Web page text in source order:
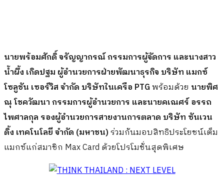
นายพร้อมศักดิ์ จรัญญากรณ์ กรรมการผู้จัดการ และนางสาว
น้ำผึ้ง เกิดปฐม ผู้อำนวยการฝ่ายพัฒนาธุรกิจ บริษัท แมกซ์
โซลูชัน เซอร์วิส จำกัด บริษัทในเครือ PTGพร้อมด้วย นายพิศ
ณุ โชควัฒนา กรรมการผู้อำนวยการ และนายคเณศร์ อรรถ
ไพศาลกุล รองผู้อำนวยการสายงานการตลาด บริษัท ซันเวน
ดิ้ง เทคโนโลยีจำกัด (มหาชน)ร่วมกันมอบสิทธิประโยชน์เต็ม
แมกซ์แก่สมาชิก Max Card ด้วยโปรโมชั่นสุดพิเศษ